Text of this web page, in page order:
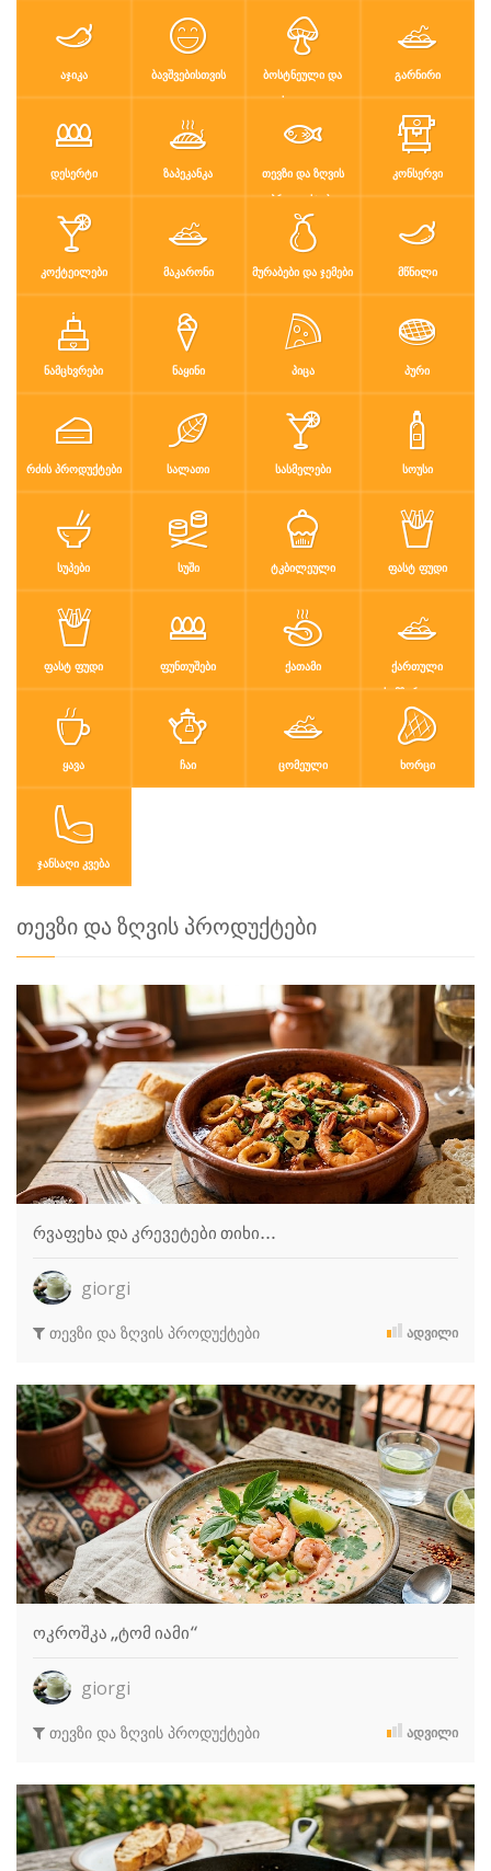
სალათი სასმელები
სუპები სუში ტკბილეული ფასტ ფუდი
ფასტ ფუდი ფუნთუშები ქათამი ქართული
ყავა ჩაი ცომეული ხორცი
ჯანსაღი კვ…
რეცეპტები
რჩევები
დაგვიკავშირდით
შესვლა / რეგისტრაცია
ᲐᲯᲘᲙᲐ ᲑᲐᲕᲨᲕᲔᲑᲘᲡᲗᲕᲘᲡ
ᲑᲝᲡᲢᲜᲔᲣᲚᲘ ᲓᲐ
ᲤᲮᲐᲚᲔᲣᲚᲘ
ᲒᲐᲠᲜᲘᲠᲘ
ᲓᲔᲡᲔᲠᲢᲘ ᲖᲐᲞᲔᲙᲐᲜᲙᲐ
ᲗᲔᲕᲖᲘ ᲓᲐ ᲖᲦᲕᲘᲡ
ᲞᲠᲝᲓᲣᲥᲢᲔᲑᲘ
ᲙᲝᲜᲡᲔᲠᲕᲘ
ᲙᲝᲥᲢᲔᲘᲚᲔᲑᲘ ᲛᲐᲙᲐᲠᲝᲜᲘ ᲛᲣᲠᲐᲑᲔᲑᲘ ᲓᲐ ᲯᲔᲛᲔᲑᲘ ᲛᲬᲜᲘᲚᲘ
ᲜᲐᲛᲪᲮᲕᲠᲔᲑᲘ ᲜᲐᲧᲘᲜᲘ ᲞᲘᲪᲐ ᲞᲣᲠᲘ
ᲠᲫᲘᲡ ᲞᲠᲝᲓᲣᲥᲢᲔᲑᲘ ᲡᲐᲚᲐᲗᲘ ᲡᲐᲡᲛᲔᲚᲔᲑᲘ ᲡᲝᲣᲡᲘ
ᲡᲣᲞᲔᲑᲘ ᲡᲣᲨᲘ ᲢᲙᲑᲘᲚᲔᲣᲚᲘ ᲤᲐᲡᲢ ᲤᲣᲓᲘ
ᲤᲐᲡᲢ ᲤᲣᲓᲘ ᲤᲣᲜᲗᲣᲨᲔᲑᲘ ᲥᲐᲗᲐᲛᲘ
ᲥᲐᲠᲗᲣᲚᲘ
ᲡᲐᲛᲖᲐᲠᲔᲣᲚᲝ
ᲧᲐᲕᲐ ᲩᲐᲘ ᲪᲝᲛᲔᲣᲚᲘ ᲮᲝᲠᲪᲘ
ᲯᲐᲜᲡᲐᲦᲘ ᲙᲕᲔᲑᲐ
თევზი და ზღვის პროდუქტები
რვაფეხა და კრევეტები თიხი…
giorgi
თევზი და ზღვის პროდუქტები ᲐᲓᲕᲘᲚᲘ
ოკროშკა „ტომ იამი“
giorgi
თევზი და ზღვის პროდუქტები ᲐᲓᲕᲘᲚᲘ